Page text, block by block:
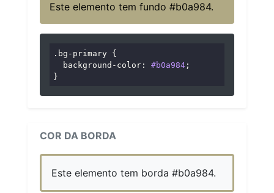
Este elemento tem fundo #b0a984.
.bg-primary {
background-color : #b0a984 ;
}
COR DA BORDA
Este elemento tem borda #b0a984.